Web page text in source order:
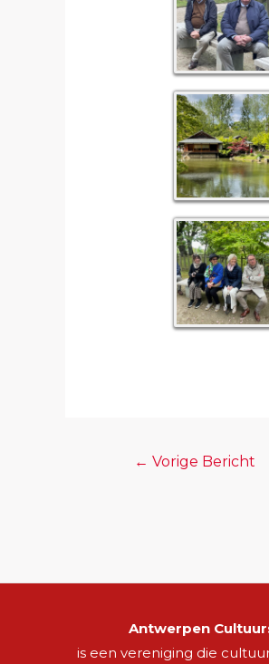
← Vorige Bericht
Antwerpen
is een vereniging die